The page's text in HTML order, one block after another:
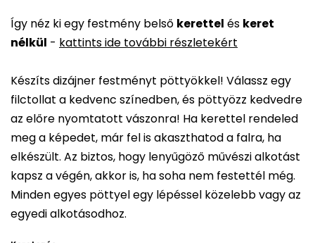
Így néz ki egy festmény belső kerettel és keret
nélkül - kattints ide további részletekért
Készíts dizájner festményt pöttyökkel! Válassz egy
filctollat a kedvenc színedben, és pöttyözz kedvedre
az előre nyomtatott vászonra! Ha kerettel rendeled
meg a képedet, már fel is akaszthatod a falra, ha
elkészült. Az biztos, hogy lenyűgöző művészi alkotást
kapsz a végén, akkor is, ha soha nem festettél még.
Minden egyes pöttyel egy lépéssel közelebb vagy az
egyedi alkotásodhoz.
átlagos
értékelése
ből
0,0
csillag.